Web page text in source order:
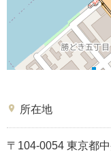
place 所在地
〒104-0054 東京都